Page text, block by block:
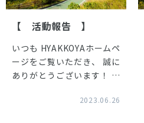
【 活動報告 】
いつも HYAKKOYAホームペ
ージをご覧いただき、 誠に
ありがとうございます！ 店
.
2023.06.26